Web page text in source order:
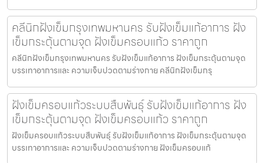
คลีนิกฝังเข็มกรุงเทพมหานคร รับฝังเข็มแก้อาการ ฝัง
เข็มกระตุ้นตามจุด ฝังเข็มครอบแก้ว ราคาถูก
คลีนิกฝังเข็มกรุงเทพมหานคร รับฝังเข็มแก้อาการ ฝังเข็มกระตุ้นตามจุด
บรรเทาอาการและ ความเจ็บปวดตามร่างกาย คลีนิกฝังเข็มกรุ
ฝังเข็มครอบแก้วระบบสืบพันธุ์ รับฝังเข็มแก้อาการ ฝัง
เข็มกระตุ้นตามจุด ฝังเข็มครอบแก้ว ราคาถูก
ฝังเข็มครอบแก้วระบบสืบพันธุ์ รับฝังเข็มแก้อาการ ฝังเข็มกระตุ้นตามจุด
บรรเทาอาการและ ความเจ็บปวดตามร่างกาย ฝังเข็มครอบแก้